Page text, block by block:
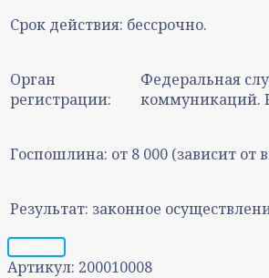
Срок действия: бессрочно.
Орган
регистрации:
Федеральная
коммуникаций.
Госпошлина: от 8 000 (зависит
Результат: законное
Артикул: 200010008